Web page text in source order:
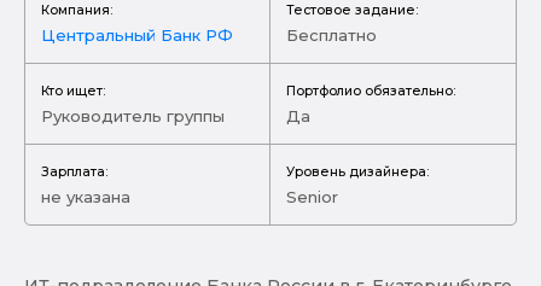
Компания:
Центральный Банк РФ
Тестовое задание:
Бесплатно
Кто ищет:
Руководитель группы
Портфолио обязательно:
Да
Зарплата:
не указана
Уровень дизайнера:
Senior